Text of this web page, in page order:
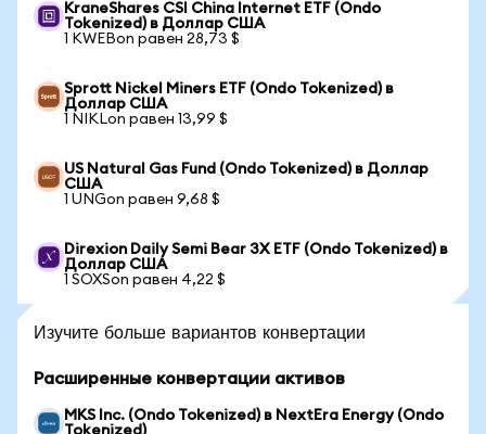
KraneShares CSI China Internet ETF (Ondo
Tokenized) в Доллар США
1 KWEBon равен 28,73 $
Sprott Nickel Miners ETF (Ondo Tokenized) в
Доллар США
1 NIKLon равен 13,99 $
US Natural Gas Fund (Ondo Tokenized) в Доллар
США
1 UNGon равен 9,68 $
Direxion Daily Semi Bear 3X ETF (Ondo Tokenized) в
Доллар США
1 SOXSon равен 4,22 $
Изучите больше вариантов конвертации
Расширенные конвертации активов
MKS Inc. (Ondo Tokenized) в NextEra Energy (Ondo
Tokenized)